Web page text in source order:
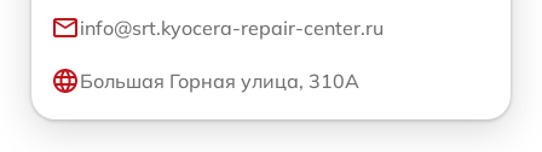
info@srt.kyocera-repair-center.ru
Большая Горная улица, 310А